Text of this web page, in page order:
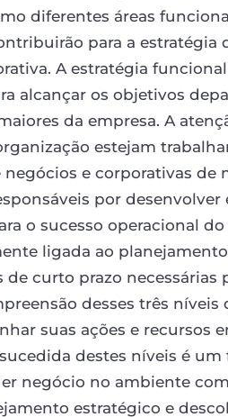
diferentes áreas
para a estratégia
A estratégia
alcançar os objetivos
da empresa. A
estejam
e corporativas de
por desenvolver
o sucesso operacional
ligada ao
curto prazo necessárias
desses três
suas ações e recursos
destes níveis é um
negócio no ambiente
estratégico e